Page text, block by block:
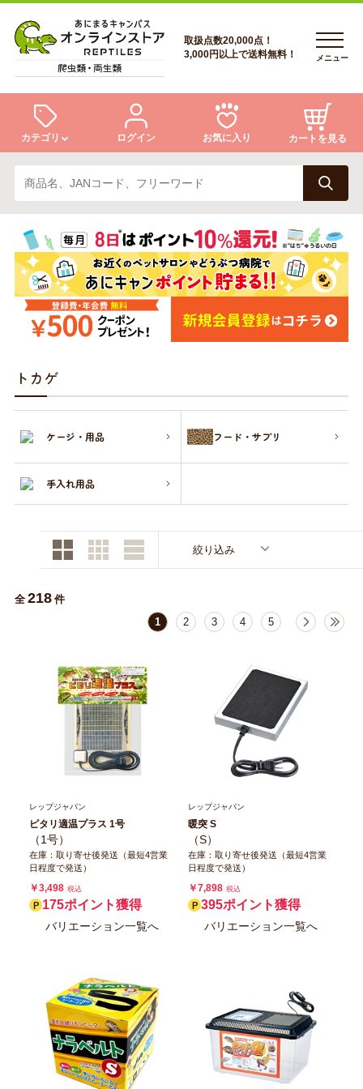
会員登録
あにまるキャンパスについて
アフターサービス
お問い合わせ
取扱点数20,000点！
3,000円以上で送料無料！
メニュー
カテゴリ
トカゲ ヘビ
カメ 両生類
ログイン お気に入り カートを見る
あにまるキャンパスについて
アフターサービス
商品リクエスト
お買い物ガイド
お問い合わせ
トカゲ
ケージ・用品 フード・サプリ
手入れ用品
絞り込み
全 218 件
1
2 3 4 5
レップジャパン
ピタリ適温プラス 1号
（1号）
在庫：取り寄せ後発送（最短4営業
日程度で発送）
￥3,498 税込
175ポイント獲得
バリエーション一覧へ
レップジャパン
暖突 S
（S）
在庫：取り寄せ後発送（最短4営業
日程度で発送）
￥7,898 税込
395ポイント獲得
バリエーション一覧へ